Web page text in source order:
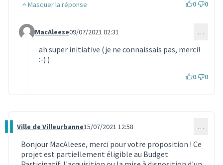
Masquer la réponse 0 0
Commentaire 511 (réponse au commentaire 457)
MacAleese09/07/2021 02:31 …
ah super initiative (je ne connaissais pas, merci!
:-) )
0 0
Commentaire 587
Ville de Villeurbanne15/07/2021 12:58 …
Bonjour MacAleese, merci pour votre proposition ! Ce
projet est partiellement éligible au Budget